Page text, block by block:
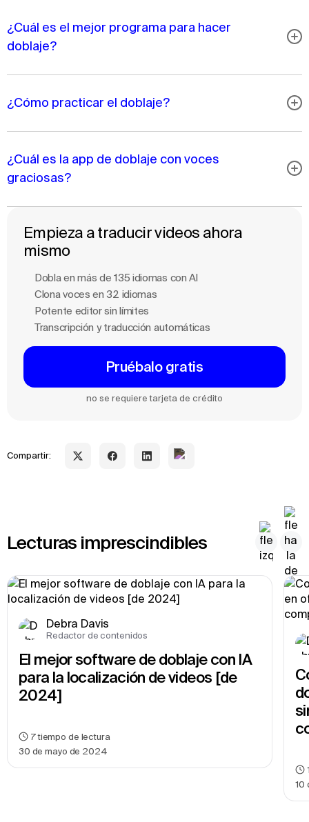
¿Cuál es el mejor programa para hacer
doblaje?
¿Cómo practicar el doblaje?
¿Cuál es la app de doblaje con voces
graciosas?
Empieza a traducir videos ahora
mismo
Dobla en más de 135 idiomas con Al
Clona voces en 32 idiomas
Potente editor sin límites
Transcripción y traducción automáticas
Pruébalo gratis
no se requiere tarjeta de crédito
Compartir:
Lecturas imprescindibles
Debra Davis
Redactor de contenidos
El mejor software de doblaje con IA
para la localización de videos [de
2024]
30 de mayo de 2024
7 tiempo de lectura
10